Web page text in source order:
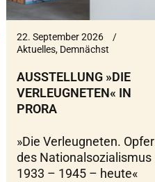
22. September 2026
Aktuelles, Demnächst
AUSSTELLUNG »DIE
VERLEUGNETEN« IN
PRORA
»Die Verleugneten. Opfer
des Nationalsozialismus
1933 – 1945 – heute«